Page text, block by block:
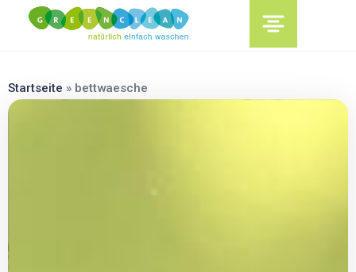
content
Startseite » bettwaesche